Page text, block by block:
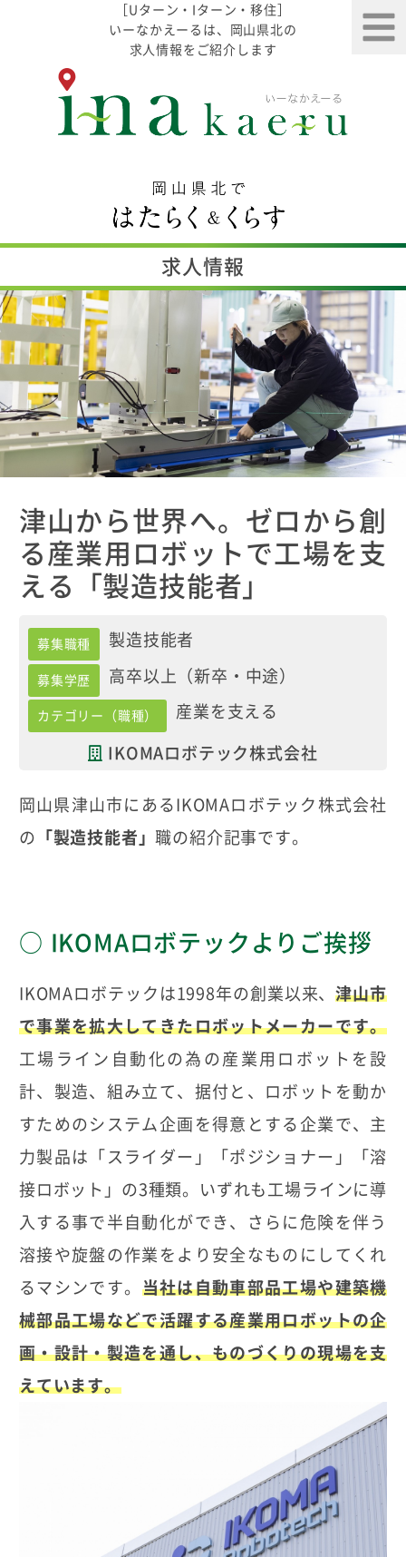
［Uターン・Iターン・移住］
いーなかえーるは、岡山県北の
求人情報をご紹介します
求人情報
津山から世界へ。ゼロから創
る産業用ロボットで工場を支
える「製造技能者」
募集職種 製造技能者
募集学歴 高卒以上（新卒・中途）
カテゴリー（職種） 産業を支える
IKOMAロボテック株式会社
岡山県津山市にあるIKOMAロボテック株式会社
の 「製造技能者」 職の紹介記事です。
IKOMAロボテックよりご挨拶
IKOMAロボテックは1998年の創業以来、津山市
で事業を拡大してきたロボットメーカーです。
工場ライン自動化の為の産業用ロボットを設
計、製造、組み立て、据付と、ロボットを動か
すためのシステム企画を得意とする企業で、主
力製品は「スライダー」「ポジショナー」「溶
接ロボット」の3種類。いずれも工場ラインに導
入する事で半自動化ができ、さらに危険を伴う
溶接や旋盤の作業をより安全なものにしてくれ
るマシンです。 当社は自動車部品工場や建築機
械部品工場などで活躍する産業用ロボットの企
画・設計・製造を通し、ものづくりの現場を支
えています。